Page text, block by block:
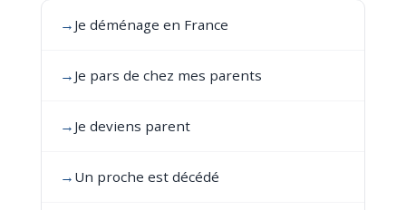
→ Je déménage en France
→ Je pars de chez mes parents
→ Je deviens parent
→ Un proche est décédé